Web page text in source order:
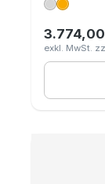
Regulärer